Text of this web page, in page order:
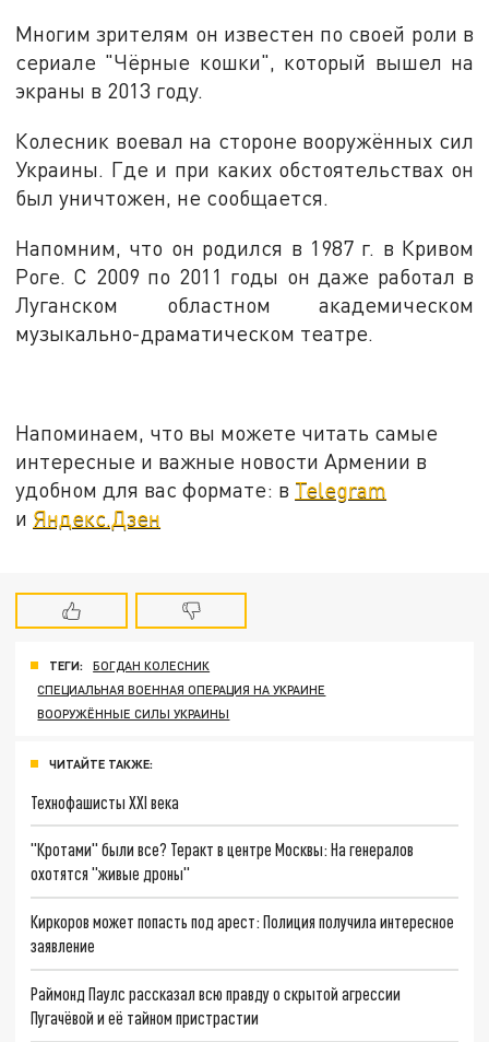
Многим зрителям он известен по своей роли в
сериале "Чёрные кошки", который вышел на
экраны в 2013 году.
Колесник воевал на стороне вооружённых сил
Украины. Где и при каких обстоятельствах он
был уничтожен, не сообщается.
Напомним, что он родился в 1987 г. в Кривом
Роге. С 2009 по 2011 годы он даже работал в
Луганском областном академическом
музыкально-драматическом театре.
Напоминаем, что вы можете читать самые
интересные и важные новости Армении в
удобном для вас формате: в Telegram
и Яндекс.Дзен
ТЕГИ:
БОГДАН КОЛЕСНИК
СПЕЦИАЛЬНАЯ ВОЕННАЯ ОПЕРАЦИЯ НА УКРАИНЕ
ВООРУЖЁННЫЕ СИЛЫ УКРАИНЫ
ЧИТАЙТЕ ТАКЖЕ:
Технофашисты XXI века
"Кротами" были все? Теракт в центре Москвы: На генералов
охотятся "живые дроны"
Киркоров может попасть под арест: Полиция получила интересное
заявление
Раймонд Паулс рассказал всю правду о скрытой агрессии
Пугачёвой и её тайном пристрастии